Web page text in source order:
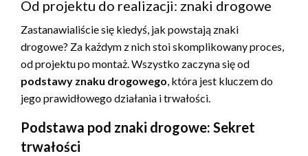
Od projektu do realizacji: znaki drogowe
Zastanawialiście się kiedyś, jak powstają znaki
drogowe? Za każdym z nich stoi skomplikowany proces,
od projektu po montaż. Wszystko zaczyna się od
podstawy znaku drogowego, która jest kluczem do
jego prawidłowego działania i trwałości.
Podstawa pod znaki drogowe: Sekret
trwałości